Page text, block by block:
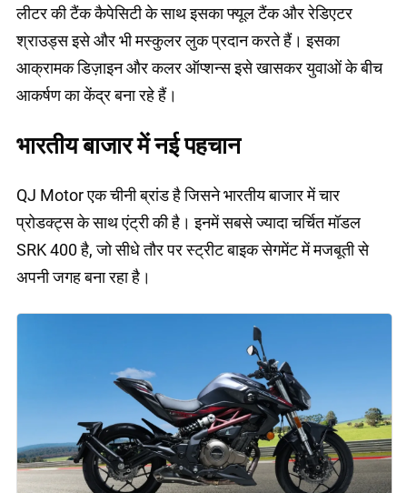
लीटर की टैंक कैपेसिटी के साथ इसका फ्यूल टैंक और रेडिएटर
श्राउड्स इसे और भी मस्कुलर लुक प्रदान करते हैं। इसका
आक्रामक डिज़ाइन और कलर ऑप्शन्स इसे खासकर युवाओं के बीच
आकर्षण का केंद्र बना रहे हैं।
भारतीय बाजार में नई पहचान
QJ Motor एक चीनी ब्रांड है जिसने भारतीय बाजार में चार
प्रोडक्ट्स के साथ एंट्री की है। इनमें सबसे ज्यादा चर्चित मॉडल
SRK 400 है, जो सीधे तौर पर स्ट्रीट बाइक सेगमेंट में मजबूती से
अपनी जगह बना रहा है।